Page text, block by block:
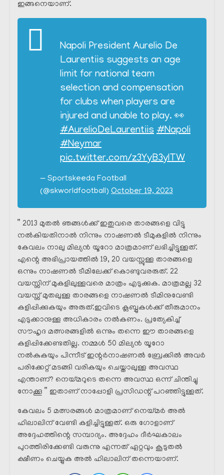
ഇങ്ങനെയാണ്.
Napoli President Aurelio De
Laurentiis suggests an age
limit for national team
selection and compensation
for clubs when players are
injured and unable to play. 👀
#AurelioDeLaurentiis #Napoli
#Neymar
pic.twitter.com/z3YyB3ylTW
— Sportskeeda Football
(@skworldfootball) October 19, 2023
” 2013 മുതൽ ഞങ്ങൾക്ക് ഇതുവരെ താരങ്ങളെ വിട്ടു
നൽകിയതിനാൽ നിന്നും നാഷണൽ ടീമുകളിൽ നിന്നും
കേവലം നാലു മില്യൻ യൂറോ മാത്രമാണ് ലഭിച്ചിട്ടുള്ളത്.
എന്റെ അഭിപ്രായത്തിൽ 19, 20 വയസ്സുള്ള താരങ്ങളെ
ഒന്നും നാഷണൽ ടീമിലേക്ക് കൊണ്ടുവരരുത്. 22
വയസ്സിന് മുകളിലുള്ളവരെ മാത്രം എടുക്കുക. മാത്രമല്ല 32
വയസ്സ് മുതലുള്ള താരങ്ങളെ നാഷണൽ ടീമിനുവേണ്ടി
കളിപ്പിക്കുകയും അരുത്.ഇവിടെ ക്ലബ്ബുകൾക്ക് തീരുമാനം
എടുക്കാനുള്ള അധികാരം നൽകണം. പ്രത്യേകിച്ച്
സൗഹൃദ മത്സരങ്ങളിൽ ഒന്നും തന്നെ ഈ താരങ്ങളെ
കളിപ്പിക്കേണ്ടതില്ല. നമ്മൾ 50 മില്യൻ യൂറോ
നൽകുകയും പിന്നീട് ഇന്റർനാഷണൽ ബ്രേക്കിൽ അവർ
പരിക്കേറ്റ് മടങ്ങി വരികയും ചെയ്താലുള്ള അവസ്ഥ
എന്താണ്? നെയ്മറുടെ തന്നെ അവസ്ഥ ഒന്ന് ചിന്തിച്ചു
നോക്കൂ ” ഇതാണ് നാപ്പോളി പ്രസിഡന്റ് പറഞ്ഞിട്ടുള്ളത്.
കേവലം 5 മത്സരങ്ങൾ മാത്രമാണ് നെയ്മർ അൽ
ഹിലാലിന് വേണ്ടി കളിച്ചിട്ടുള്ളത്. ഒരു ഗോളാണ്
അദ്ദേഹത്തിന്റെ സമ്പാദ്യം. അദ്ദേഹം ദീർഘകാലം
പുറത്തിരിക്കേണ്ടി വരുന്നു എന്നത് ഏറ്റവും കൂടുതൽ
ക്ഷീണം ചെയ്യുക അൽ ഹിലാലിന് തന്നെയാണ്.